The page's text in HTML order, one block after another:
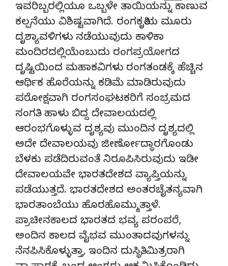
ಇವರಿಬ್ಬರಲ್ಲಿಯೂ ಒಬ್ಬಳೇ ತಾಯಿಯನ್ನು ಕಾಣುವ
ಕಲ್ಪನೆಯು ವಿಶಿಷ್ಟವಾಗಿದೆ. ರಂಗಕೃತಿಯ ಮೂರು
ದೃಶ್ಯಾವಳಿಗಳು ನಡೆಯುವುದು ಕಾಳಿಕಾ
ಮಂದಿರದಲ್ಲಿಯೆಂಬುದು ರಂಗಪ್ರಯೋಗದ
ದೃಷ್ಟಿಯಿಂದ ಮಹಾಕವಿಗಳು ರಂಗತಂಡಕ್ಕೆ ಹೆಚ್ಚಿನ
ಆರ್ಥಿಕ ಹೊರೆಯನ್ನು ಕಡಿಮೆ ಮಾಡಿರುವುದು
ಪರೋಕ್ಷವಾಗಿ ರಂಗಸಂಘಟಕರಿಗೆ ಸಂಭ್ರಮದ
ಸಂಗತಿ. ಹಾಳು ಬಿದ್ದ ದೇವಾಲಯದಲ್ಲಿ
ಆರಂಭಗೊಳ್ಳುವ ದೃಶ್ಯವು ಮುಂದಿನ ದೃಶ್ಯದಲ್ಲಿ
ಅದೇ ದೇವಾಲಯವು ಜೀರ್ಣೋದ್ಧಾರಗೊಂಡು
ಬೆಳಕು ಪಡೆದಿರುವಂತೆ ನಿರೂಪಿಸಿರುವುದು ಇಡೀ
ದೇವಾಲಯವೇ ಭಾರತದೇಶದ ವ್ಯಾಪ್ತಿಯನ್ನು
ಪಡೆಯುತ್ತದೆ. ಭಾರತದೇಶದ ಅಂತರಚೈತನ್ಯವಾಗಿ
ಭಾರತಾಂಬೆಯು ಹೊರಹೊಮ್ಮುತ್ತಾಳೆ.
ಪ್ರಾಚೀನಕಾಲದ ಭಾರತದ ಭವ್ಯ ಪರಂಪರೆ,
ಅಂದಿನ ಕಾಲದ ವೈಭವ ಮುಂತಾದವುಗಳನ್ನು
ನೆನಪಿಸಿಕೊಳ್ಳುತ್ತಾ, ಇಂದಿನ ದುಸ್ಥಿತಿ, ಮಿತ್ರರಾಗಿ